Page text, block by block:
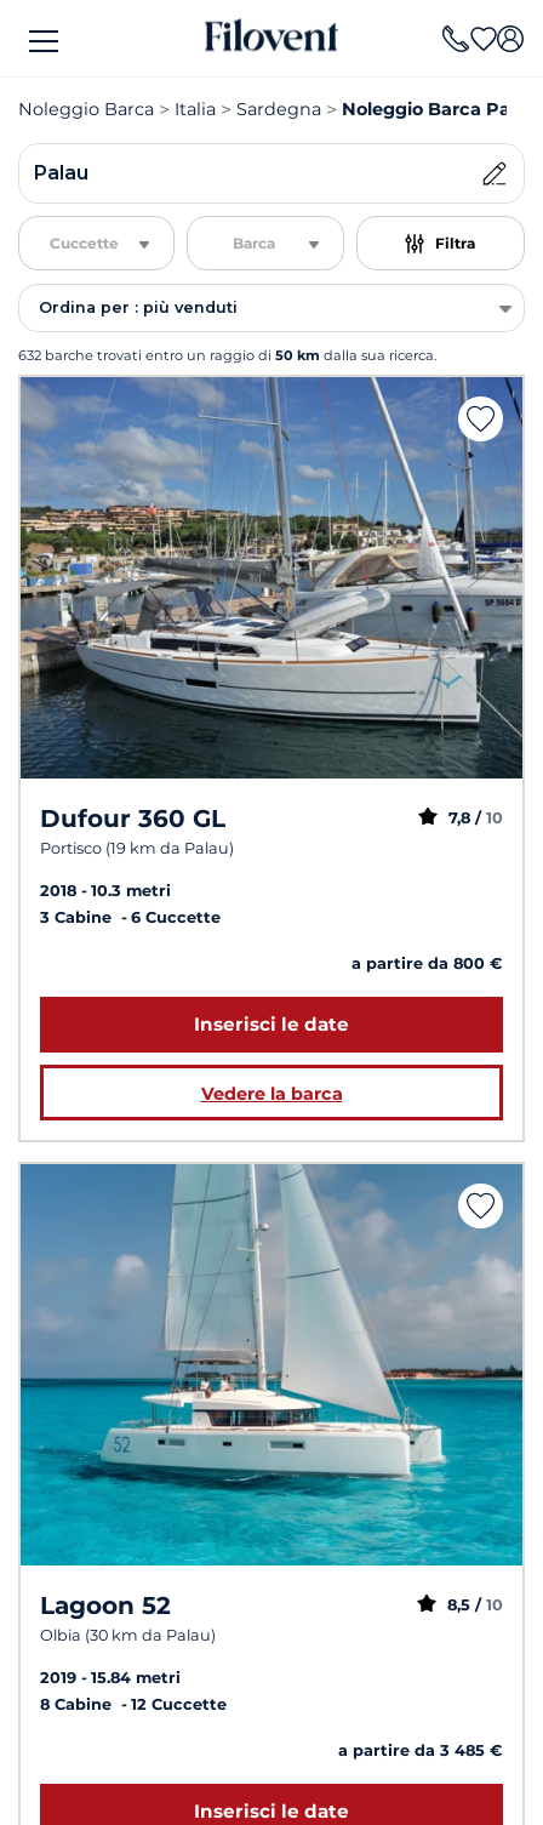
Noleggio Barca Italia Sardegna Noleggio Barca Palau
Palau
Cuccette Barca Filtra
Ordina per : più venduti
632 barche trovati entro un raggio di 50 km dalla sua ricerca.
Dufour 360 GL
Portisco (19 km da Palau)
7,8 / 10
2018
10.3 metri
3 Cabine
6 Cuccette
a partire da 800 €
Inserisci le date
Vedere la barca
Lagoon 52
Olbia (30 km da Palau)
8,5 / 10
2019
15.84 metri
8 Cabine
12 Cuccette
a partire da 3 485 €
Inserisci le date